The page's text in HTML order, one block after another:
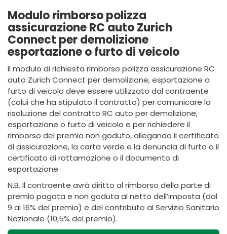
Modulo rimborso polizza
assicurazione RC auto Zurich
Connect per demolizione
esportazione o furto di veicolo
Il modulo di richiesta rimborso polizza assicurazione RC
auto Zurich Connect per demolizione, esportazione o
furto di veicolo deve essere utilizzato dal contraente
(colui che ha stipulato il contratto) per comunicare la
risoluzione del contratto RC auto per demolizione,
esportazione o furto di veicolo e per richiedere il
rimborso del premio non goduto, allegando il certificato
di assicurazione, la carta verde e la denuncia di furto o il
certificato di rottamazione o il documento di
esportazione.
N.B. Il contraente avrà diritto al rimborso della parte di
premio pagata e non goduta al netto dell’imposta (dal
9 al 16% del premio) e del contributo al Servizio Sanitario
Nazionale (10,5% del premio).